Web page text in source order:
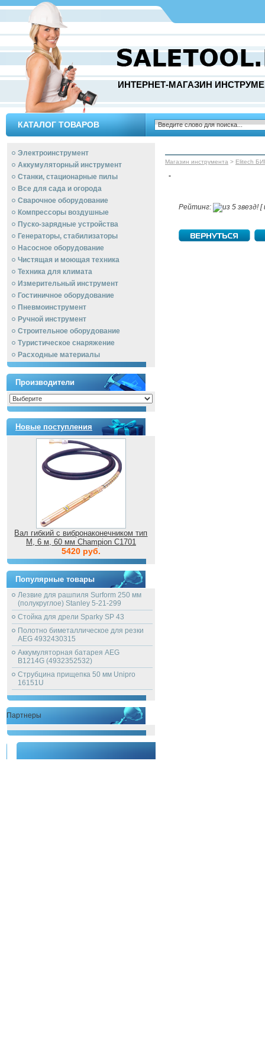
ИНТЕРНЕТ-МАГАЗИН
КАТАЛОГ ТОВАРОВ
Электроинструмент
Аккумуляторный инструмент
Станки, стационарные пилы
Все для сада и огорода
Сварочное оборудование
Компрессоры воздушные
Пуско-зарядные устройства
Генераторы, стабилизаторы
Насосное оборудование
Чистящая и моющая техника
Техника для климата
Измерительный инструмент
Гостиничное оборудование
Пневмоинструмент
Ручной инcтрумент
Строительное оборудование
Туристическое снаряжение
Расходные материалы
Производители
Новые поступления
Вал гибкий с вибронаконечником тип
M, 6 м, 60 мм Champion C1701
5420 руб.
Популярные товары
Лезвие для рашпиля Surform 250 мм
(полукруглое) Stanley 5-21-299
Стойка для дрели Sparky SP 43
Полотно биметаллическое для резки
AEG 4932430315
Аккумуляторная батарея AEG
B1214G (4932352532)
Струбцина прищепка 50 мм Unipro
16151U
Партнеры
Магазин инструмента > Elitech
-
Рейтинг: [